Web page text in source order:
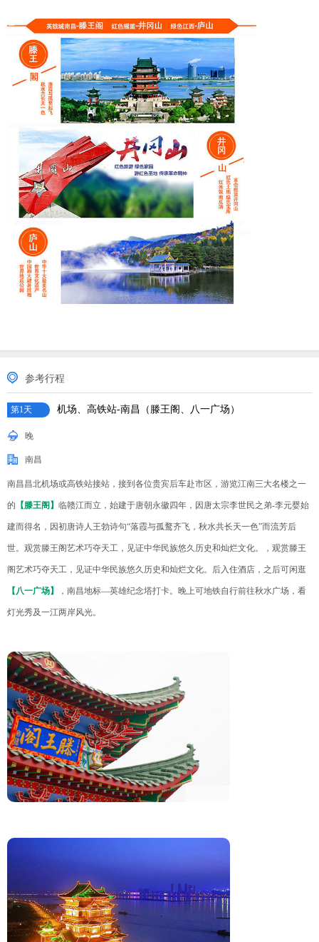
参考行程
第1天 机场、高铁站-南昌（滕王阁、八一广场）
晚
南昌
南昌昌北机场或高铁站接站，接到各位贵宾后车赴市区，游览江南三大名楼之一
的 【滕王阁】 临赣江而立，始建于唐朝永徽四年，因唐太宗李世民之弟-李元婴始
建而得名，因初唐诗人王勃诗句“落霞与孤鹜齐飞，秋水共长天一色”而流芳后
世。观赏滕王阁艺术巧夺天工，见证中华民族悠久历史和灿烂文化。，观赏滕王
阁艺术巧夺天工，见证中华民族悠久历史和灿烂文化。后入住酒店，之后可闲逛
【八一广场】 ，南昌地标—英雄纪念塔打卡。晚上可地铁自行前往秋水广场，看
灯光秀及一江两岸风光。